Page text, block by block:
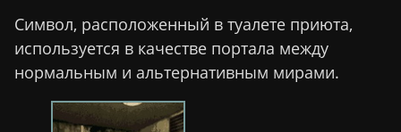
Символ, расположенный в туалете приюта,
используется в качестве портала между
нормальным и альтернативным мирами.